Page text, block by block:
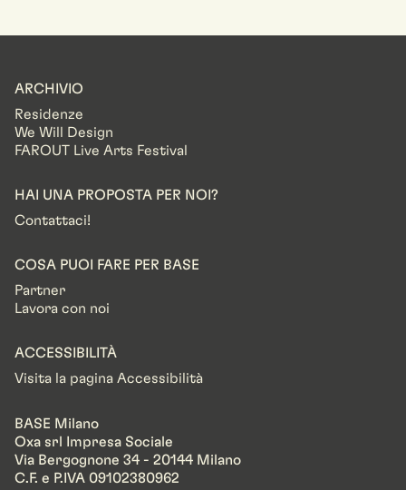
ARCHIVIO
Residenze
We Will Design
FAROUT Live Arts Festival
HAI UNA PROPOSTA PER NOI?
Contattaci!
COSA PUOI FARE PER BASE
Partner
Lavora con noi
ACCESSIBILITÀ
Visita la pagina Accessibilità
BASE Milano
Oxa srl Impresa Sociale
Via Bergognone 34 - 20144 Milano
C.F. e P.IVA 09102380962